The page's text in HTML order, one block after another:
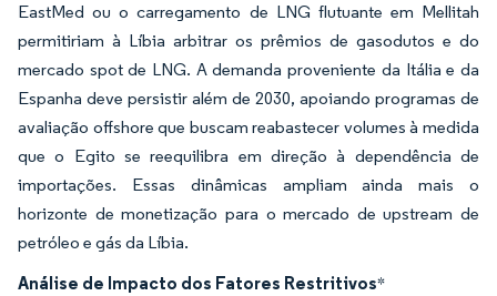
EastMed ou o carregamento de LNG flutuante em Mellitah
permitiriam à Líbia arbitrar os prêmios de gasodutos e do
mercado spot de LNG. A demanda proveniente da Itália e da
Espanha deve persistir além de 2030, apoiando programas de
avaliação offshore que buscam reabastecer volumes à medida
que o Egito se reequilibra em direção à dependência de
importações. Essas dinâmicas ampliam ainda mais o
horizonte de monetização para o mercado de upstream de
petróleo e gás da Líbia.
Análise de Impacto dos Fatores Restritivos*